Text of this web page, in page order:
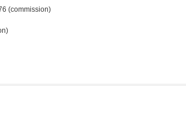
(commission)